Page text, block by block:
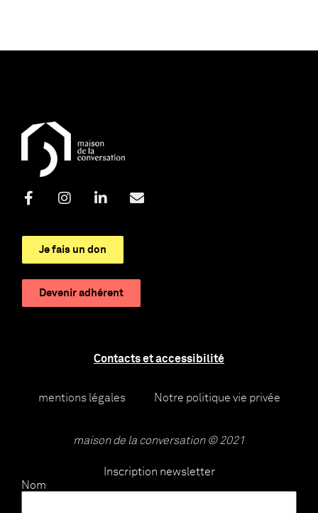
Je fais un don
Devenir adhérent
Contacts et accessibilité
mentions légales Notre politique vie privée
maison de la conversation © 2021
Inscription newsletter
Nom